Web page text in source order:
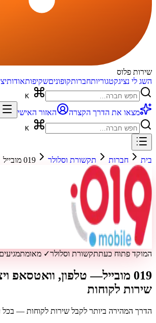
שירות פלוס
השג לי נציגקטגוריותחברותקופוניםשקיפותאודות
מצאו את הדרך הקצרה האזור האישי
בית חברות תקשורת וסלולר 019 מובייל
המוקד פתוח כעתתקשורת וסלולר✓ מאומת
019 מובייל
— טלפון, וואטסאפ
שירות לקוחות
הדרך המהירה ביותר לקבל שירות לקוחות — בכל